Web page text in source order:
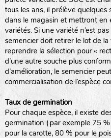
tous les ans, il prélève quelques
dans le magasin et mettront en
variétés. Si une variété n’est
semencier doit retirer le lot de
reprendre la sélection pour «
d’une autre souche plus
d’amélioration, le semencier
commercialisation de l’espèce
Taux de germination
Pour chaque espèce, il existe
germination (par exemple 75
pour la carotte, 80 % pour le